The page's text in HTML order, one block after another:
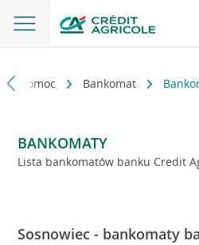
i pomoc Bankomat
BANKOMATY
Lista bankomatów banku Credit
Sosnowiec - bankomaty